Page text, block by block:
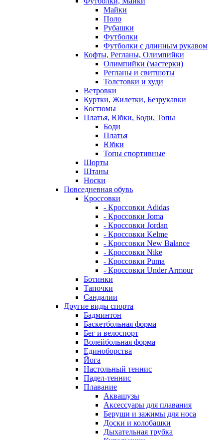
Майки
Поло
Рубашки
Футболки
Футболки с длинным рукавом
Кофты, Регланы, Олимпийки
Олимпийки (мастерки)
Регланы и свитшоты
Толстовки и худи
Ветровки
Куртки, Жилетки, Безрукавки
Костюмы
Платья, Юбки, Боди, Топы
Боди
Платья
Юбки
Топы спортивные
Шорты
Штаны
Носки
Повседневная обувь
Кроссовки
- Кроссовки Adidas
- Кроссовки Joma
- Кроссовки Jordan
- Кроссовки Kelme
- Кроссовки New Balance
- Кроссовки Nike
- Кроссовки Puma
- Кроссовки Under Armour
Ботинки
Тапочки
Сандалии
Другие виды спорта
Бадминтон
Баскетбольная форма
Бег и велоспорт
Волейбольная форма
Единоборства
Йога
Настольный теннис
Падел-теннис
Плавание
Аквашузы
Аксессуары для плавания
Беруши и зажимы для носа
Доски и колобашки
Дыхательная трубка